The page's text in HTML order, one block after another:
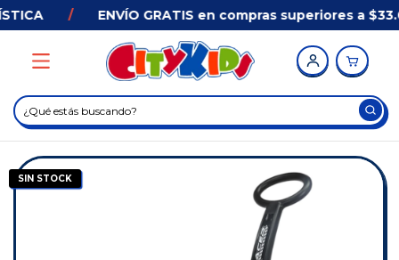
ENVÍO GRATIS en compras superiores a
SIN STOCK